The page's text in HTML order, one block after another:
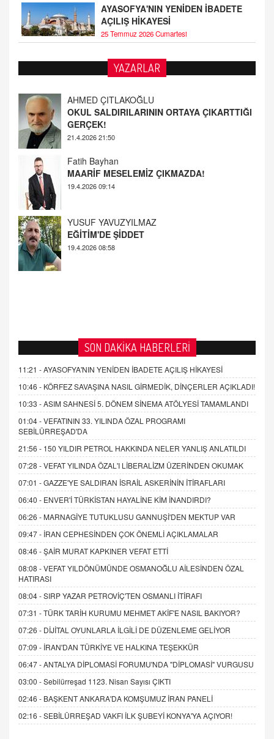
AYASOFYA'NIN YENİDEN İBADETE
AÇILIŞ HİKAYESİ
25 Temmuz 2026 Cumartesi
YAZARLAR
Fatih Bayhan
MAARİF MESELEMİZ ÇIKMAZDA!
19.4.2026 09:14
YUSUF YAVUZYILMAZ
EĞİTİM'DE ŞİDDET
19.4.2026 08:58
AHMED ÇITLAKOĞLU
OKUL SALDIRILARININ ORTAYA ÇIKARTTIĞI
GERÇEK!
SON DAKİKA HABERLERİ
11:21 -AYASOFYA'NIN YENİDEN İBADETE AÇILIŞ HİKAYESİ
10:46 - KÖRFEZ SAVAŞINA NASIL GİRMEDİK, DİNÇERLER AÇIKLADI!
10:33 -ASIM SAHNESİ 5. DÖNEM SİNEMA ATÖLYESİ TAMAMLANDI
01:04 -VEFATININ 33. YILINDA ÖZAL PROGRAMI
SEBİLÜRREŞAD'DA
21:56 - 150 YILDIR PETROL HAKKINDA NELER YANLIŞ ANLATILDI
07:28 -VEFAT YILINDA ÖZAL'I LİBERALİZM ÜZERİNDEN OKUMAK
07:01 -GAZZE'YE SALDIRAN İSRAİL ASKERİNİN İTİRAFLARI
06:40 - ENVER'İ TÜRKİSTAN HAYALİNE KİM İNANDIRDI?
06:26 - MARNAGİYE TUTUKLUSU GANNUŞİ'DEN MEKTUP VAR
09:47 - İRAN CEPHESİNDEN ÇOK ÖNEMLİ AÇIKLAMALAR
08:46 -ŞAİR MURAT KAPKINER VEFAT ETTİ
08:08 -VEFAT YILDÖNÜMÜNDE OSMANOĞLU AİLESİNDEN ÖZAL
HATIRASI
08:04 -SIRP YAZAR PETROVİÇ'TEN OSMANLI İTİRAFI
07:31 -TÜRK TARİH KURUMU MEHMET AKİF'E NASIL BAKIYOR?
07:26 - DİJİTAL OYUNLARLA İLGİLİ DE DÜZENLEME GELİYOR
07:09 - İRAN'DAN TÜRKİYE VE HALKINA TEŞEKKÜR
06:47 -ANTALYA DİPLOMASİ FORUMU'NDA "DİPLOMASİ" VURGUSU
03:00 -Sebilürreşad 1123. Nisan Sayısı ÇIKTI
02:46 - BAŞKENT ANKARA'DA KOMŞUMUZ İRAN PANELİ
02:16 -SEBİLÜRREŞAD VAKFI İLK ŞUBEYİ KONYA'YA AÇIYOR!